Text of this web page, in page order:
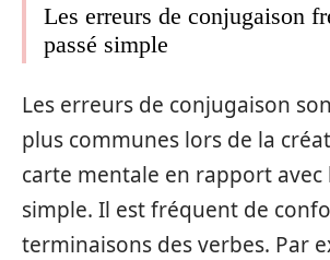
Les erreurs de conjugaison
passé simple
Les erreurs de conjugaison
plus communes lors de la
carte mentale en rapport avec
simple. Il est fréquent de
terminaisons des verbes. Par